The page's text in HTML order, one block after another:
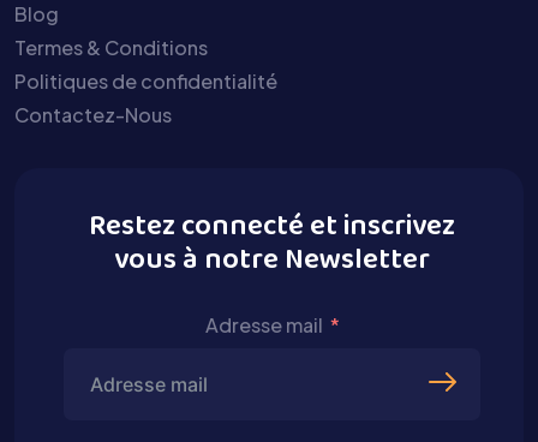
Blog
Termes & Conditions
Politiques de confidentialité
Contactez-Nous
Restez connecté et inscrivez
vous à notre Newsletter
Adresse mail